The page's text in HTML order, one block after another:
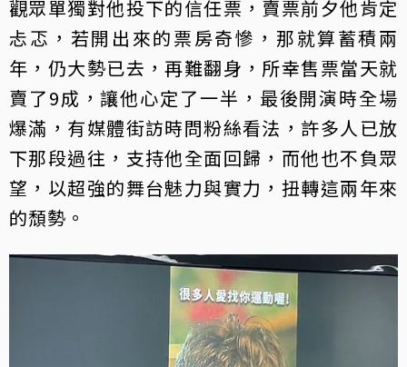
觀眾單獨對他投下的信任票，賣票前夕他肯定
忐忑，若開出來的票房奇慘，那就算蓄積兩
年，仍大勢已去，再難翻身，所幸售票當天就
賣了9成，讓他心定了一半，最後開演時全場
爆滿，有媒體街訪時問粉絲看法，許多人已放
下那段過往，支持他全面回歸，而他也不負眾
望，以超強的舞台魅力與實力，扭轉這兩年來
的頹勢。